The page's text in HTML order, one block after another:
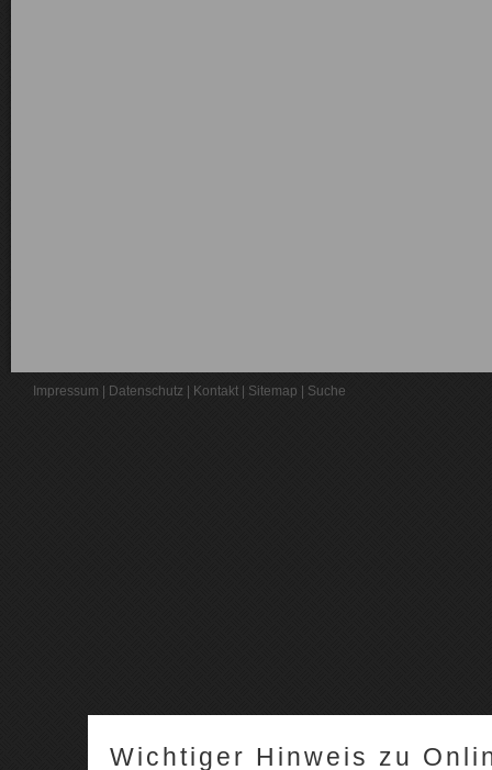
Impressum Datenschutz Kontakt Sitemap Suche
Wichtiger Hinweis zu